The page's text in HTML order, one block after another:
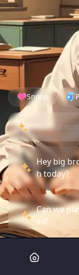
Snoop
Hey big
h today?
Can we
ed!